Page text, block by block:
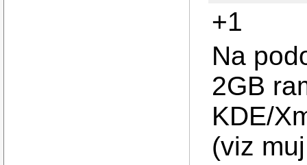
+1
Na
2GB
KDE/
(viz